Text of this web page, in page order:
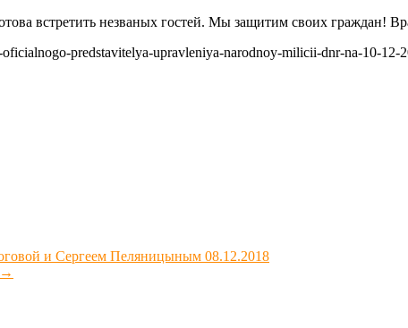
встретить незваных гостей. Мы защитим своих граждан!
predstavitelya-upravleniya-narodnoy-milicii-dnr-na-10-12-
и Сергеем Пеляницыным 08.12.2018
→